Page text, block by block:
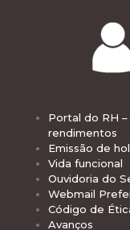
Portal do RH
rendimentos
Emissão de
Vida funcional
Ouvidoria do
Webmail
Código de
Avanços